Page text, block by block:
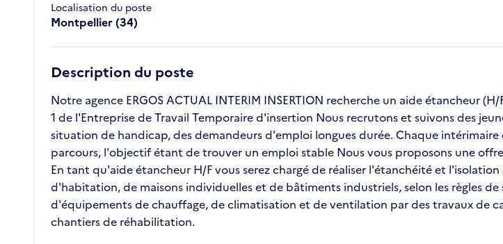
Localisation du poste
Montpellier (34)
Description du poste
Notre agence ERGOS ACTUAL INTERIM INSERTION recherche un aide étancheur
1 de l'Entreprise de Travail Temporaire d'insertion Nous recrutons et suivons des
situation de handicap, des demandeurs d'emploi longues durée. Chaque
parcours, l'objectif étant de trouver un emploi stable Nous vous proposons une
En tant qu'aide étancheur H/F vous serez chargé de réaliser l'étanchéité et
d'habitation, de maisons individuelles et de bâtiments industriels, selon les règles
d'équipements de chauffage, de climatisation et de ventilation par des travaux de
chantiers de réhabilitation.